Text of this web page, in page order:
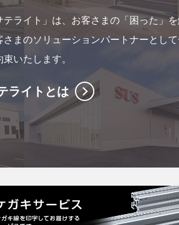
テライト」は、お客さまの「困った」
さまのソリューションパートナーとし
束いたします。
ライトとは